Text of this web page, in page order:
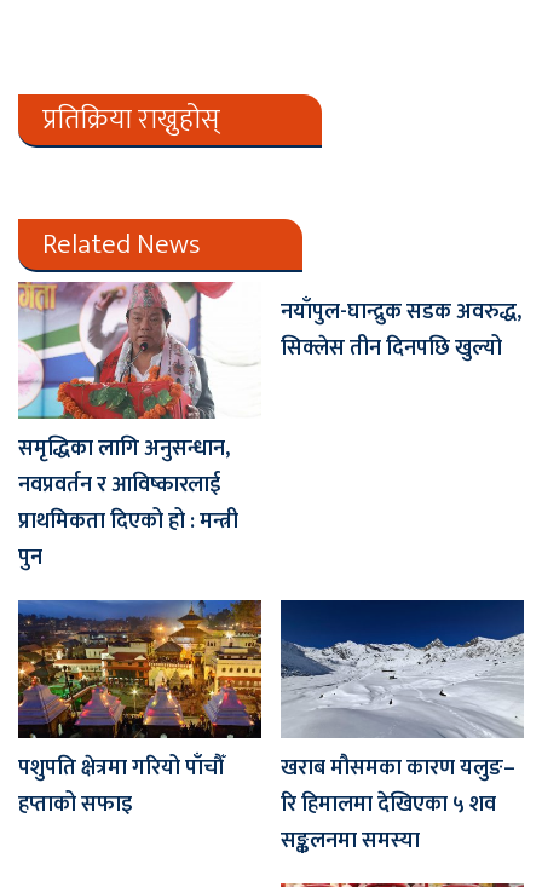
प्रतिक्रिया राख्नुहोस्
Related News
समृद्धिका लागि अनुसन्धान,
नवप्रवर्तन र आविष्कारलाई
प्राथमिकता दिएको हो : मन्त्री
पुन
नयाँपुल-घान्द्रुक सडक अवरुद्ध,
सिक्लेस तीन दिनपछि खुल्यो
पशुपति क्षेत्रमा गरियो पाँचौँ
हप्ताको सफाइ
खराब मौसमका कारण यलुङ–
रि हिमालमा देखिएका ५ शव
सङ्कलनमा समस्या